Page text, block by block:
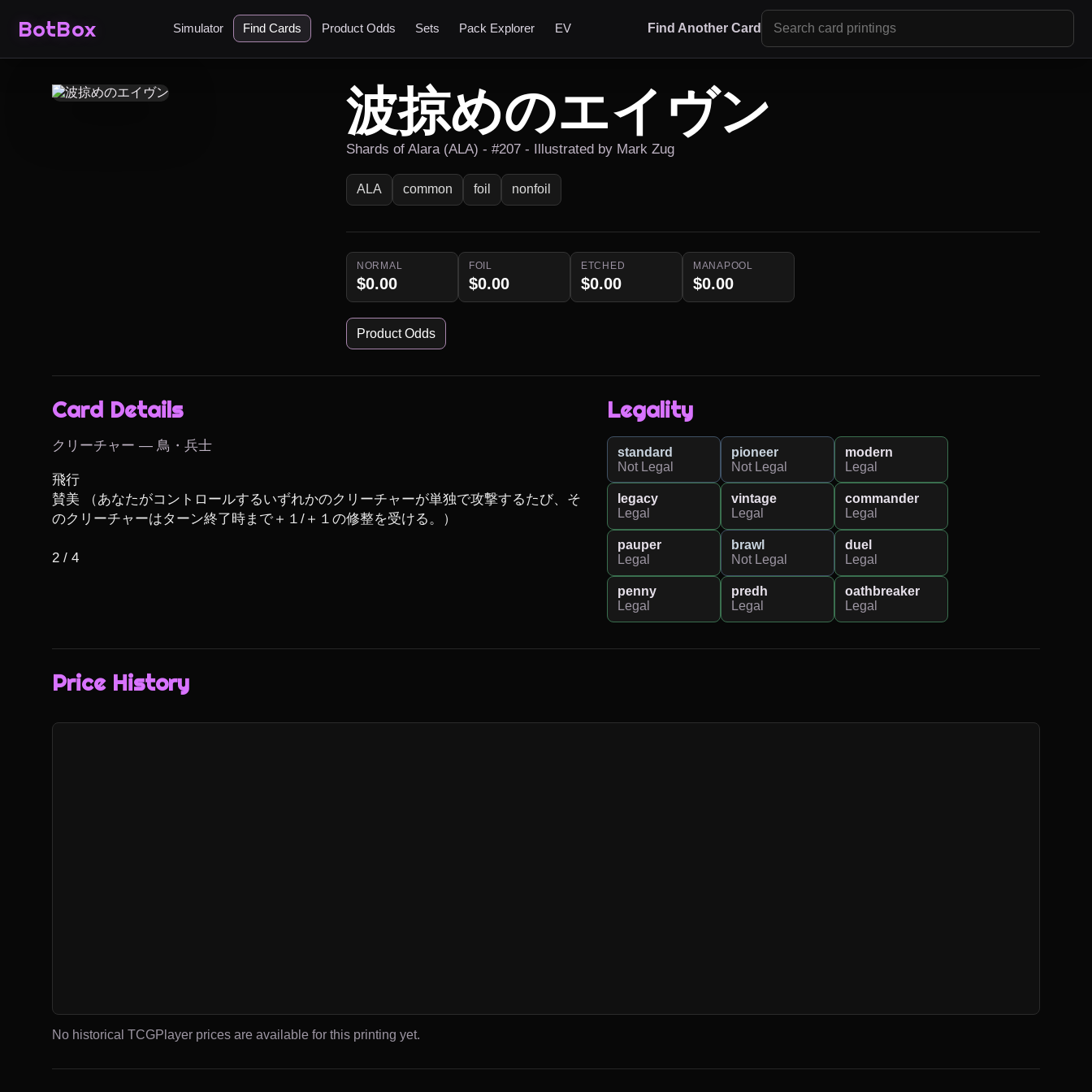
BotBox Simulator Find Cards Product Odds Sets Pack Explorer EV Find Another Card
波掠めのエイヴン
Shards of Alara (ALA) - #207 - Illustrated by Mark Zug
ALA common foil nonfoil
NORMAL
$0.00
FOIL
$0.00
ETCHED
$0.00
MANAPOOL
$0.00
Product Odds
Card Details
クリーチャー — 鳥・兵士
飛行
賛美 （あなたがコントロールするいずれかのクリーチャーが単独で攻撃するたび、そ
のクリーチャーはターン終了時まで＋１/＋１の修整を受ける。）
2 / 4
Legality
standard
Not Legal
pioneer
Not Legal
modern
Legal
legacy
Legal
vintage
Legal
commander
Legal
pauper
Legal
brawl
Not Legal
duel
Legal
penny
Legal
predh
Legal
oathbreaker
Legal
Price History
No historical TCGPlayer prices are available for this printing yet.